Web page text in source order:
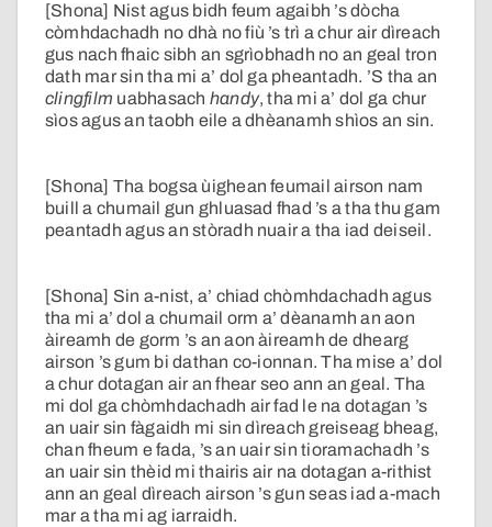
[Shona] Nist agus bidh feum agaibh ’s dòcha
còmhdachadh no dhà no fiù ’s trì a chur air dìreach
gus nach fhaic sibh an sgrìobhadh no an geal tron
dath mar sin tha mi a’ dol ga pheantadh. ’S tha an
clingfilm uabhasach handy, tha mi a’ dol ga chur
sìos agus an taobh eile a dhèanamh shìos an sin.
[Shona] Tha bogsa ùighean feumail airson nam
buill a chumail gun ghluasad fhad ’s a tha thu gam
peantadh agus an stòradh nuair a tha iad deiseil.
[Shona] Sin a-nist, a’ chiad chòmhdachadh agus
tha mi a’ dol a chumail orm a’ dèanamh an aon
àireamh de gorm ’s an aon àireamh de dhearg
airson ’s gum bi dathan co-ionnan. Tha mise a’ dol
a chur dotagan air an fhear seo ann an geal. Tha
mi dol ga chòmhdachadh air fad le na dotagan ’s
an uair sin fàgaidh mi sin dìreach greiseag bheag,
chan fheum e fada, ’s an uair sin tioramachadh ’s
an uair sin thèid mi thairis air na dotagan a-rithist
ann an geal dìreach airson ’s gun seas iad a-mach
mar a tha mi ag iarraidh.